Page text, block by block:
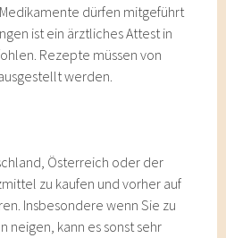
dürfen mitgeführt
ist ein ärztliches Attest in
Rezepte müssen von
werden.
Österreich oder der
zu kaufen und vorher auf
Insbesondere wenn Sie zu
neigen, kann es sonst sehr